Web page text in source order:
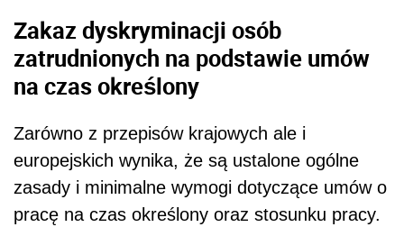
Zakaz dyskryminacji osób
zatrudnionych na podstawie umów
na czas określony
Zarówno z przepisów krajowych ale i
europejskich wynika, że są ustalone ogólne
zasady i minimalne wymogi dotyczące umów o
pracę na czas określony oraz stosunku pracy.